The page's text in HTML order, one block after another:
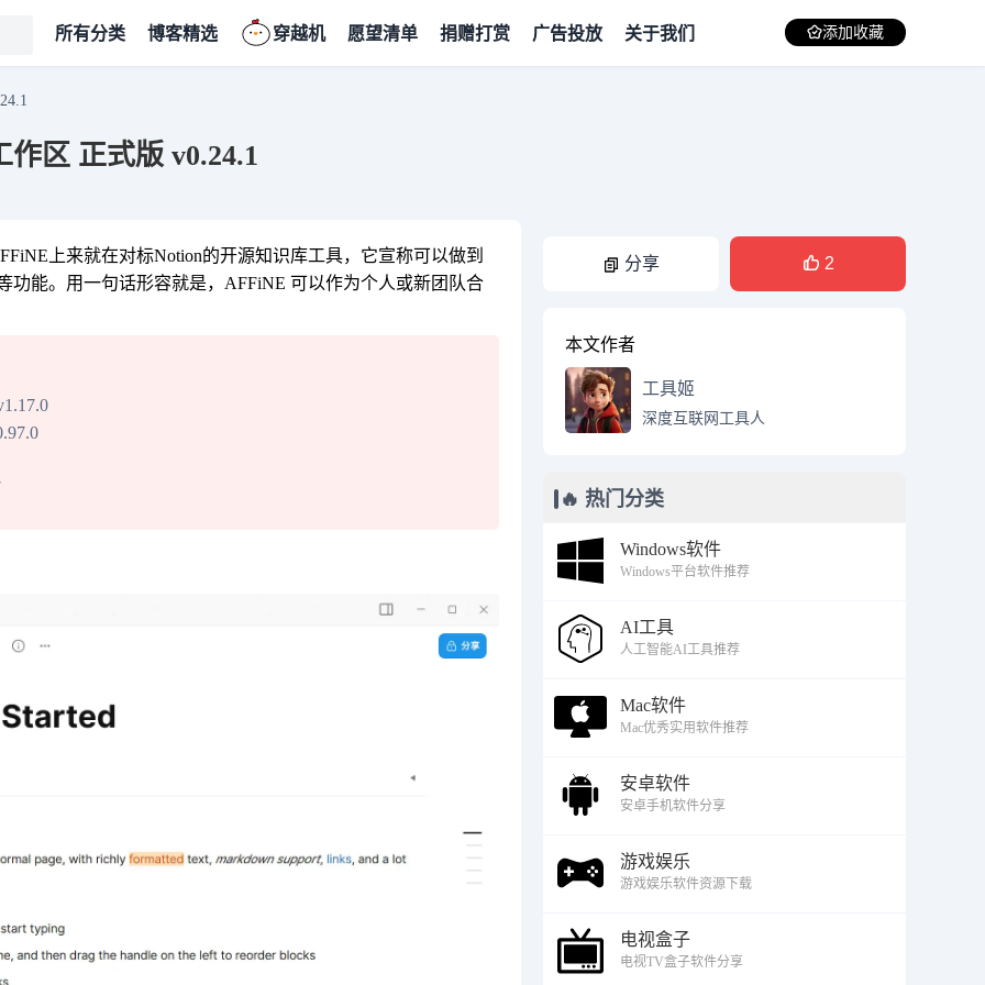
所有分类 博客精选 穿越机 愿望清单 捐赠打赏 广告投放 关于我们 添加收藏
区 正式版 v0.24.1
上来就在对标Notion的开源知识库工具，它宣称可以做到
功能。用一句话形容就是，AFFiNE 可以作为个人或新团队合
分享 2
本文作者
工具姬
深度互联网工具人
🔥 热门分类
Windows软件
Windows平台软件推荐
AI工具
人工智能AI工具推荐
Mac软件
Mac优秀实用软件推荐
安卓软件
安卓手机软件分享
游戏娱乐
游戏娱乐软件资源下载
电视盒子
电视TV盒子软件分享